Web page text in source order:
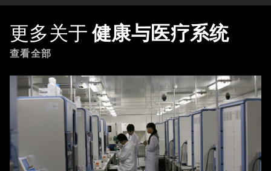
更多关于 健康与医疗系统
查看全部